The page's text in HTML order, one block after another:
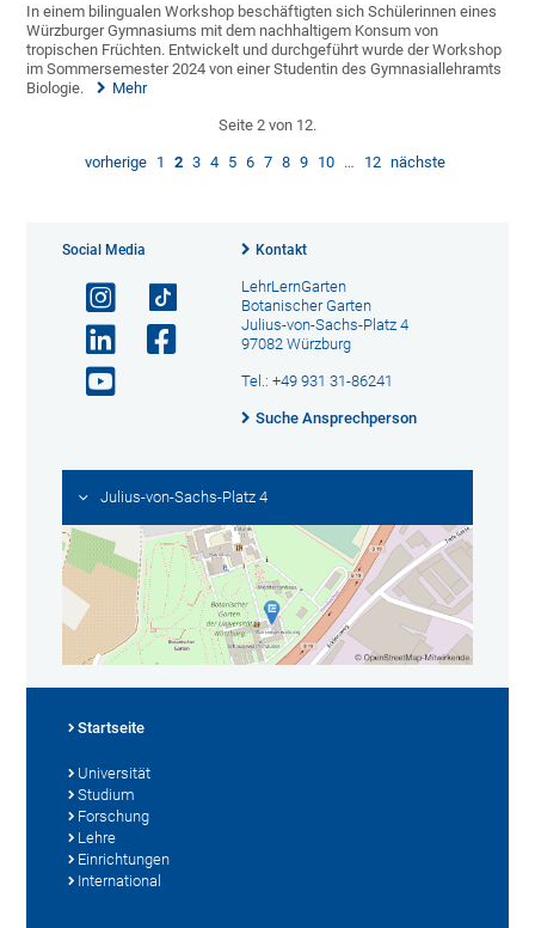
In einem bilingualen Workshop beschäftigten sich Schülerinnen eines
Würzburger Gymnasiums mit dem nachhaltigem Konsum von
tropischen Früchten. Entwickelt und durchgeführt wurde der Workshop
im Sommersemester 2024 von einer Studentin des Gymnasiallehramts
Biologie.
Mehr
Seite 2 von 12.
vorherige 1 2 3 4 5 6 7 8 9 10 … 12 nächste
Social Media Kontakt
LehrLernGarten
Botanischer Garten
Julius-von-Sachs-Platz 4
97082 Würzburg
Tel.: +49 931 31-86241
Suche Ansprechperson
Julius-von-Sachs-Platz 4
Startseite
Universität
Studium
Forschung
Lehre
Einrichtungen
International